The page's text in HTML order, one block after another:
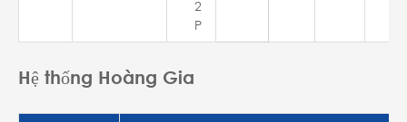
2
P
Hệ thống Hoàng Gia